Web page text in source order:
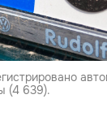
(4 639).